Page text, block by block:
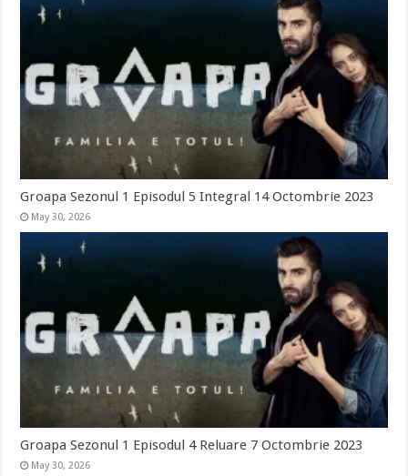
Groapa Sezonul 1 Episodul 5 Integral 14 Octombrie 2023
May 30, 2026
Groapa Sezonul 1 Episodul 4 Reluare 7 Octombrie 2023
May 30, 2026